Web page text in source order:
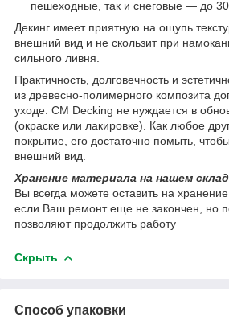
пешеходные, так и снеговые — до
Декинг имеет приятную на ощупь
внешний вид и не скользит при
сильного ливня.
Практичность, долговечность и
из древесно-полимерного композита
уходе. CM Decking не нуждается в
(окраске или лакировке). Как любое
покрытие, его достаточно помыть,
внешний вид.
Хранение материала на нашем
Вы всегда можете оставить на
если Ваш ремонт еще не закончен, но
позволяют продолжить работу
Скрыть
Способ упаковки